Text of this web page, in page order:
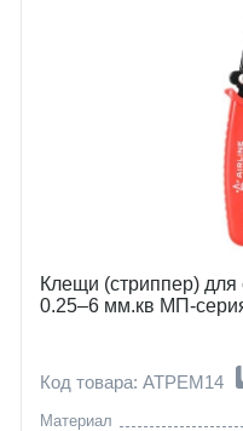
Клещи (стриппер) для
0.25–6 мм.кв МП-
Код товара: ATPEM14
Материал